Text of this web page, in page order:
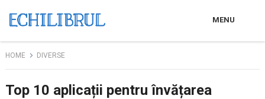
MENU
HOME DIVERSE
Top 10 aplicații pentru învățarea